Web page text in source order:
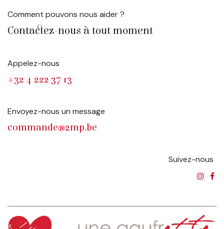
Comment pouvons nous aider ?
Contactez-nous à tout moment
Appelez-nous
+32 4 222 37 13
Envoyez-nous un message
commande@2mp.be
Suivez-nous